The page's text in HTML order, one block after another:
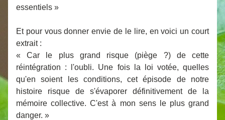
essentiels »
Et pour vous donner envie de le lire, en voici un court
extrait :
« Car le plus grand risque (piège ?) de cette
réintégration : l'oubli. Une fois la loi votée, quelles
qu'en soient les conditions, cet épisode de notre
histoire risque de s'évaporer définitivement de la
mémoire collective. C'est à mon sens le plus grand
danger. »